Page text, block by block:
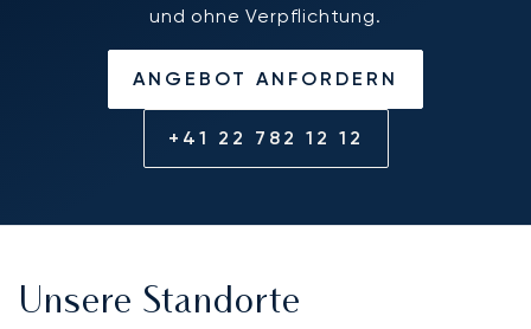
und ohne Verpflichtung.
ANGEBOT ANFORDERN
+41 22 782 12 12
Unsere Standorte